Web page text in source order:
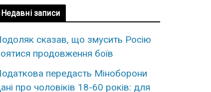
Недавні записи
сказав, що змусить Росію
продовження боїв
передасть Міноборони
про чоловіків 18-60 років: для